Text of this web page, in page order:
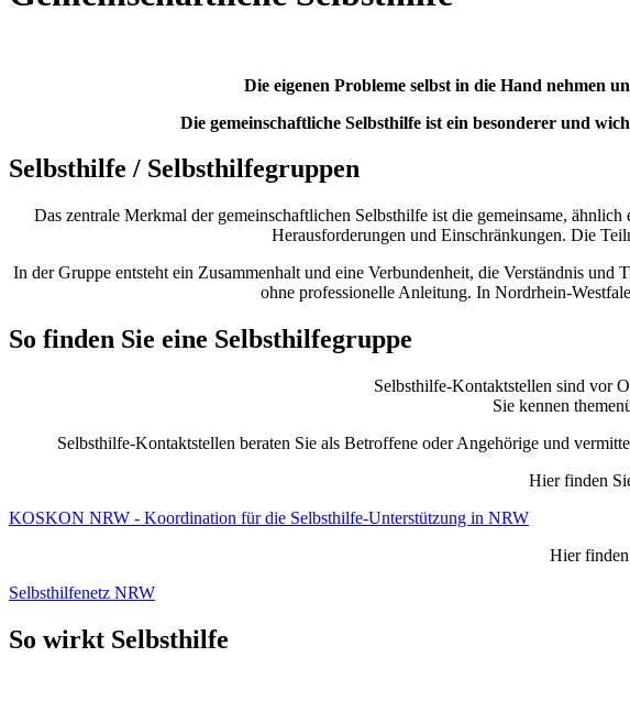
Die eigenen Probleme selbst in die Hand nehmen
Die gemeinschaftliche Selbsthilfe ist ein besonderer und
Selbsthilfe / Selbsthilfegruppen
Das zentrale Merkmal der gemeinschaftlichen Selbsthilfe ist die gemeinsame,
Herausforderungen und Einschränkungen. Die
In der Gruppe entsteht ein Zusammenhalt und eine Verbundenheit, die Verständnis
ohne professionelle Anleitung. In Nordrhein-
So finden Sie eine Selbsthilfegruppe
Selbsthilfe-Kontaktstellen sind vor
Sie kennen
Selbsthilfe-Kontaktstellen beraten Sie als Betroffene oder Angehörige und
Hier finden
KOSKON NRW - Koordination für die Selbsthilfe-Unterstützung in NRW
Hier
Selbsthilfenetz NRW
So wirkt Selbsthilfe